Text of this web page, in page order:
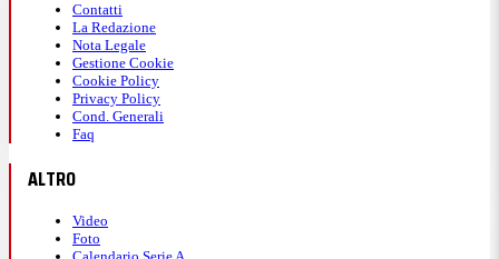
Contatti
La Redazione
Nota Legale
Gestione Cookie
Cookie Policy
Privacy Policy
Cond. Generali
Faq
ALTRO
Video
Foto